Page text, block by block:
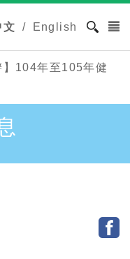
文 / English
】104年至105年健